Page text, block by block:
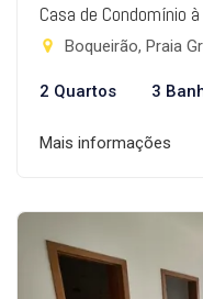
Casa de Condomínio
Boqueirão, Praia
2 Quartos 3
Mais informações